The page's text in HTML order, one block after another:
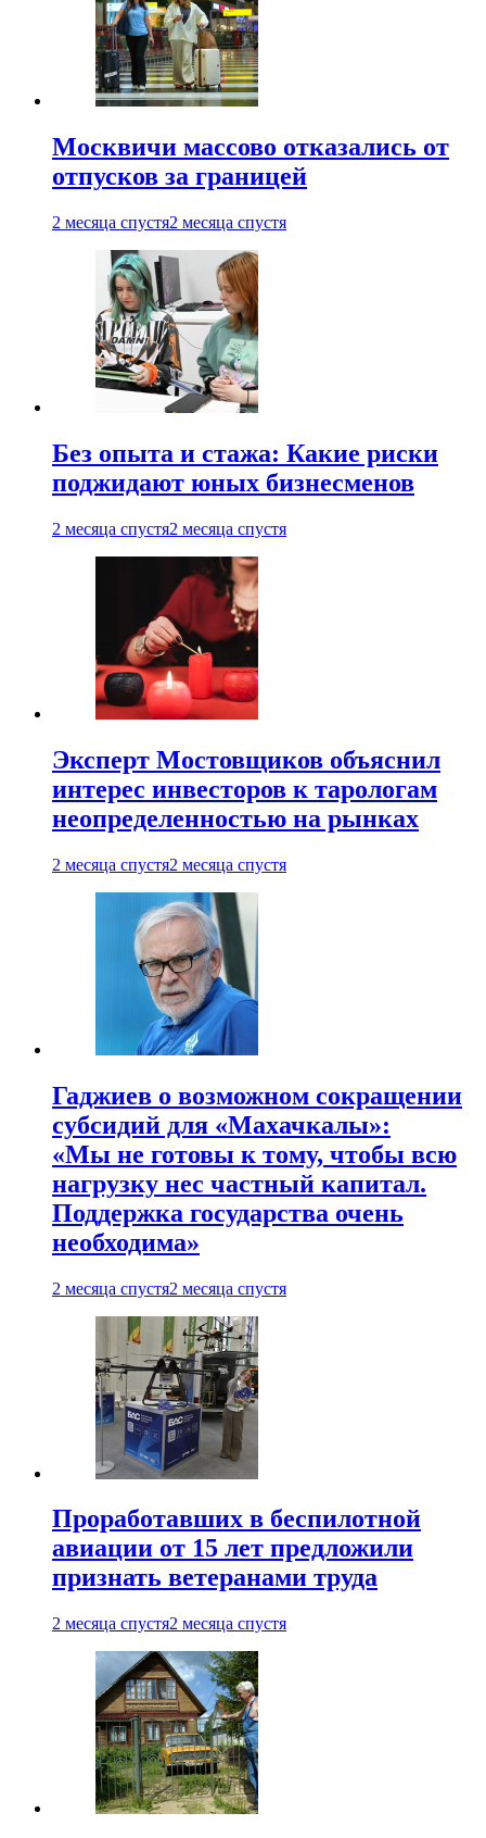
Москвичи массово отказались от
отпусков за границей
2 месяца спустя2 месяца спустя
Без опыта и стажа: Какие риски
поджидают юных бизнесменов
2 месяца спустя2 месяца спустя
Эксперт Мостовщиков объяснил
интерес инвесторов к тарологам
неопределенностью на рынках
2 месяца спустя2 месяца спустя
Гаджиев о возможном сокращении
субсидий для «Махачкалы»:
«Мы не готовы к тому, чтобы всю
нагрузку нес частный капитал.
Поддержка государства очень
необходима»
2 месяца спустя2 месяца спустя
Проработавших в беспилотной
авиации от 15 лет предложили
признать ветеранами труда
2 месяца спустя2 месяца спустя